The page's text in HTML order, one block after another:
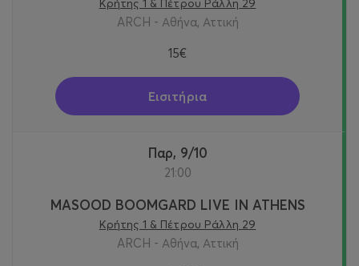
Κρήτης 1 & Πέτρου Ράλλη 29
ARCH - Αθήνα, Αττική
15€
Εισιτήρια
Παρ, 9/10
21:00
MASOOD BOOMGARD LIVE IN ATHENS
Κρήτης 1 & Πέτρου Ράλλη 29
ARCH - Αθήνα, Αττική